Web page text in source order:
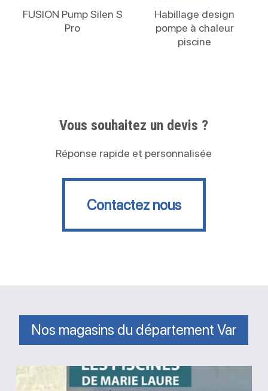
FUSION Pump Silen S
Pro
Habillage design
pompe à chaleur
piscine
Vous souhaitez un devis ?
Réponse rapide et personnalisée
Contactez nous
Contactez nous
Nos magasins du département Var
Magasin